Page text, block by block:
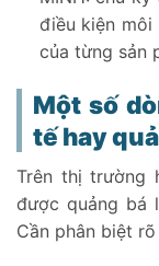
điều kiện
của từng sản
Một số
tế hay
Trên thị trường
được quảng bá
Cần phân biệt